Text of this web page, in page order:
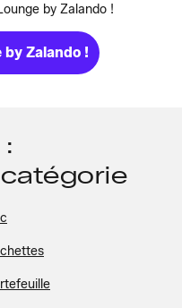
by Zalando !
by Zalando !